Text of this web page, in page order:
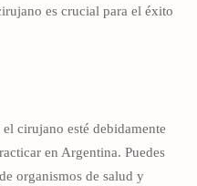
es crucial para el éxito
cirujano esté debidamente
en Argentina. Puedes
organismos de salud y